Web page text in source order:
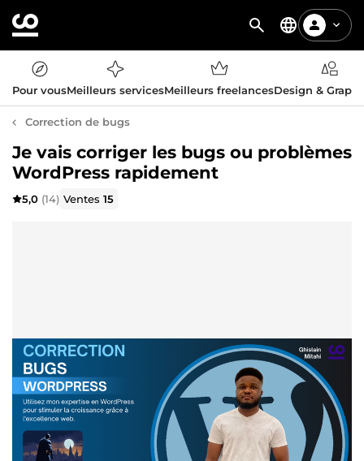
Pour vousMeilleurs servicesMeilleurs freelancesDesign &
Correction de bugs
Je vais corriger les bugs ou problèmes
WordPress rapidement
5,0 (14) Ventes15